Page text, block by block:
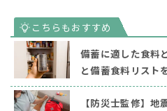
備蓄に適した食料
と備蓄食料リスト
【防災士監修】